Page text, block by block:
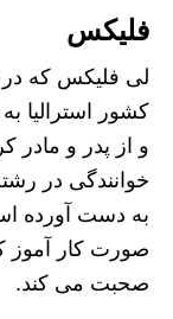
فلیکس
کشور استرالیا
و از پدر و مادر
خوانندگی در
به دست آورده
صورت کار آموز
صحبت می کند.